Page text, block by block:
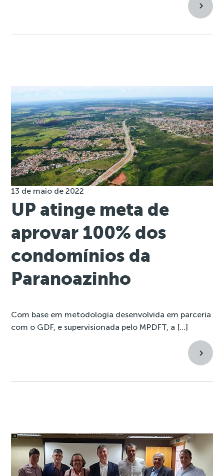
13 de maio de 2022
UP atinge meta de
aprovar 100% dos
condomínios da
Paranoazinho
Com base em metodologia desenvolvida em parceria
com o GDF, e supervisionada pelo MPDFT, a […]